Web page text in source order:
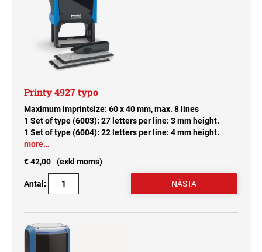
Printy 4927 typo
Maximum imprintsize: 60 x 40 mm, max. 8 lines
1 Set of type (6003): 27 letters per line: 3 mm height.
1 Set of type (6004): 22 letters per line: 4 mm height.
more…
€ 42,00
(exkl moms)
Antal: